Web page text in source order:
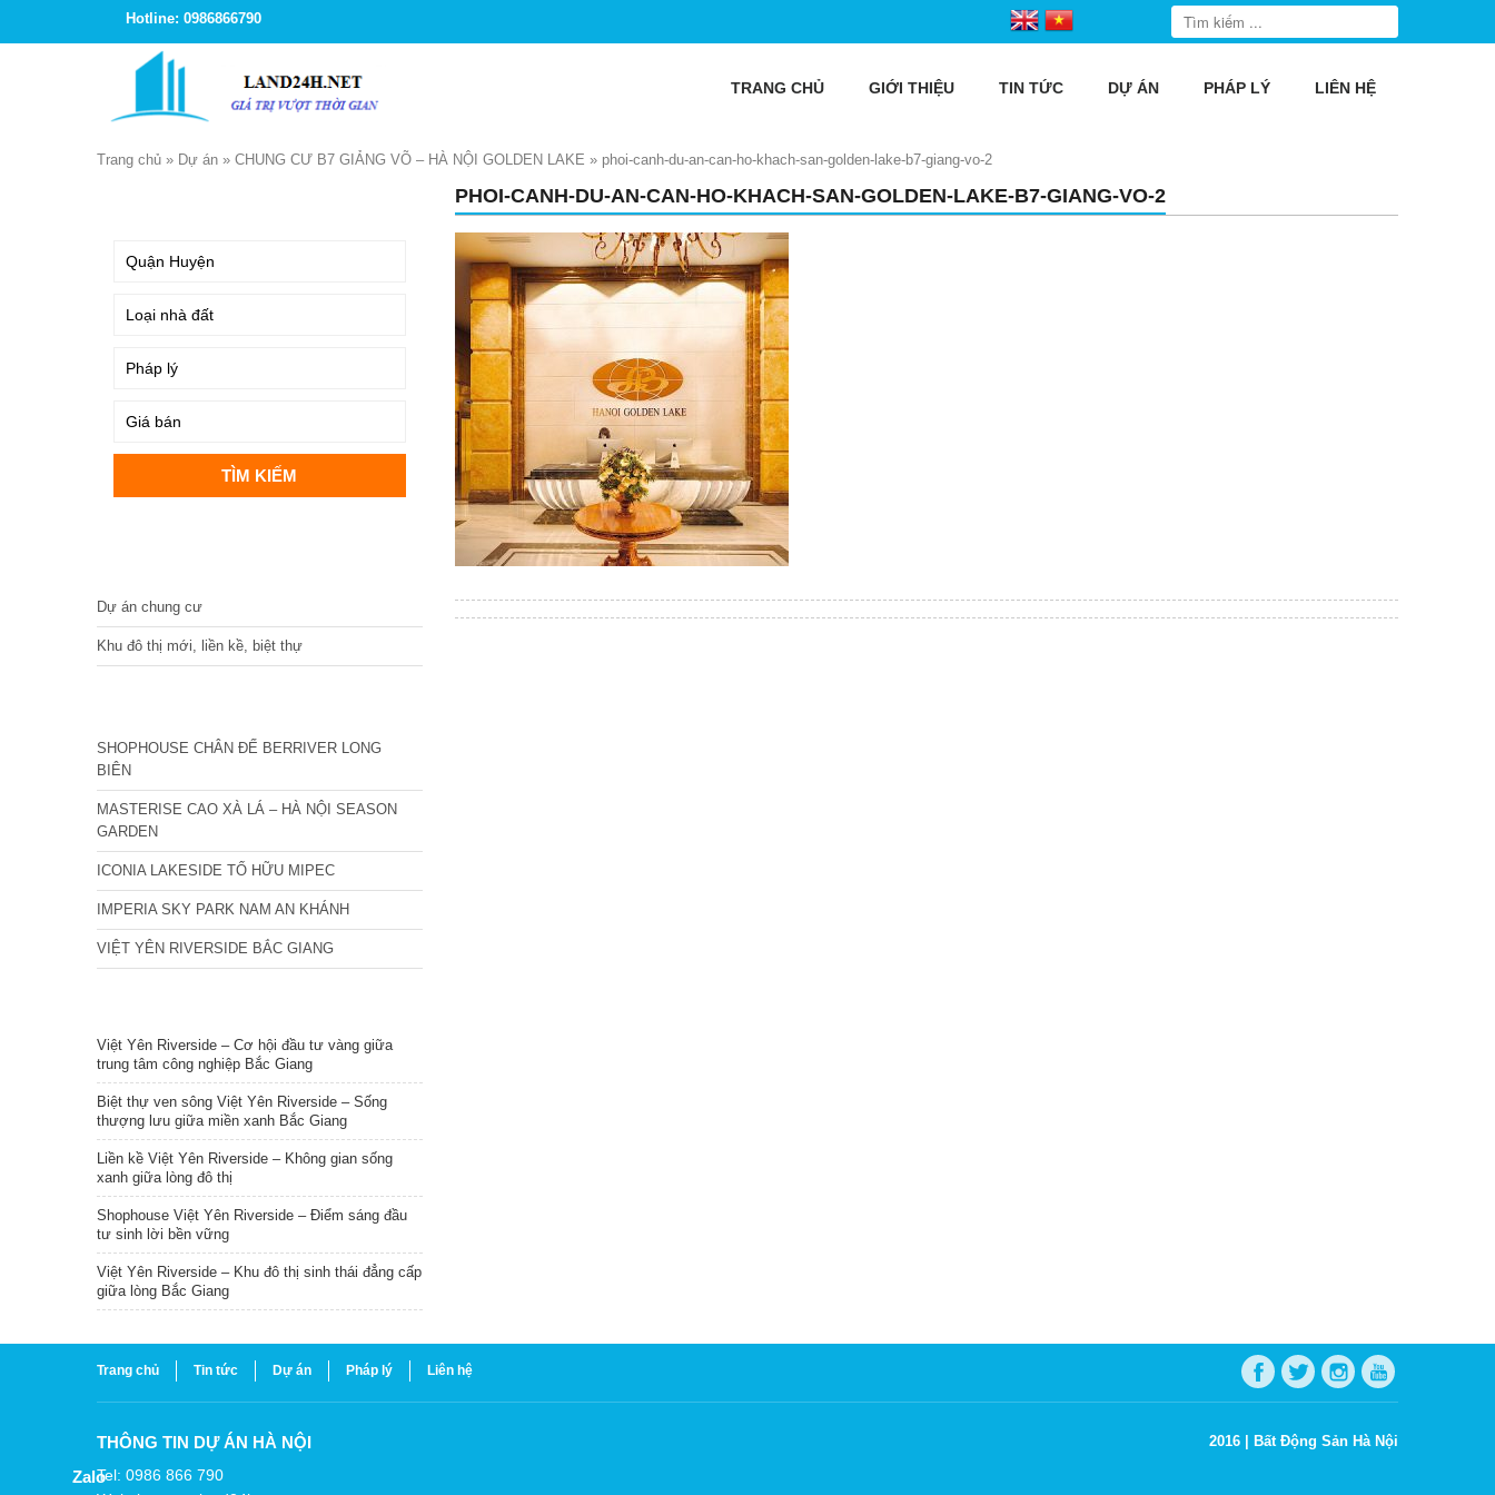
Hotline: 0986866790
TRANG CHỦ GIỚI THIỆU TIN TỨC DỰ ÁN PHÁP LÝ LIÊN HỆ
Trang chủ » Dự án » CHUNG CƯ B7 GIẢNG VÕ – HÀ NỘI GOLDEN LAKE » phoi-canh-du-an-can-ho-khach-san-golden-lake-b7-giang-vo-2
PHOI-CANH-DU-AN-CAN-HO-KHACH-SAN-GOLDEN-LAKE-B7-GIANG-VO-2
Dự án chung cư
Khu đô thị mới, liền kề, biệt thự
SHOPHOUSE CHÂN ĐẾ BERRIVER LONG
BIÊN
MASTERISE CAO XÀ LÁ – HÀ NỘI SEASON
GARDEN
ICONIA LAKESIDE TỐ HỮU MIPEC
IMPERIA SKY PARK NAM AN KHÁNH
VIỆT YÊN RIVERSIDE BẮC GIANG
Việt Yên Riverside – Cơ hội đầu tư vàng giữa
trung tâm công nghiệp Bắc Giang
Biệt thự ven sông Việt Yên Riverside – Sống
thượng lưu giữa miền xanh Bắc Giang
Liền kề Việt Yên Riverside – Không gian sống
xanh giữa lòng đô thị
Shophouse Việt Yên Riverside – Điểm sáng đầu
tư sinh lời bền vững
Việt Yên Riverside – Khu đô thị sinh thái đẳng cấp
giữa lòng Bắc Giang
Trang chủ Tin tức Dự án Pháp lý Liên hệ
THÔNG TIN DỰ ÁN HÀ NỘI
Tel: 0986 866 790
2016 | Bất Động Sản Hà Nội
Zalo